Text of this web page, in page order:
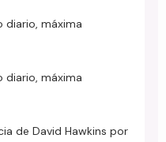
diario, máxima
diario, máxima
de David Hawkins por